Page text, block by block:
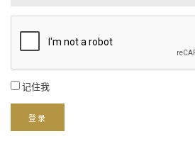
记住我
登录